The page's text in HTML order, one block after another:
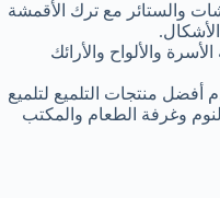
والستائر مع ترك الأقمشة
والألواح والأرائك
أفضل منتجات التلميع لتلميع
وغرفة الطعام والمكتب